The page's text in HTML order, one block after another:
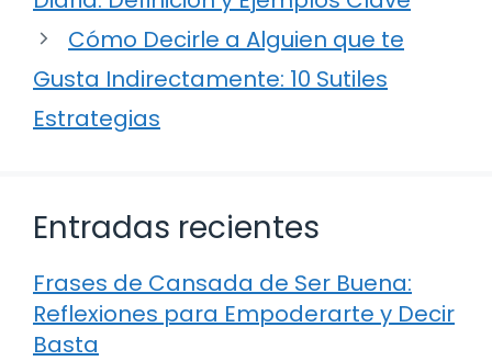
Cómo Decirle a Alguien que te
Gusta Indirectamente: 10 Sutiles
Estrategias
Entradas recientes
Frases de Cansada de Ser Buena:
Reflexiones para Empoderarte y Decir
Basta